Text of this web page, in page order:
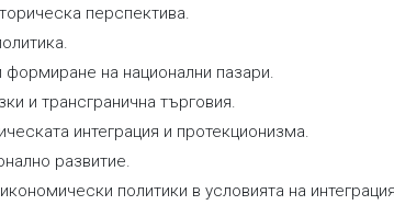
перспектива.
на национални пазари.
и трансгранична търговия.
интеграция и протекционизма.
развитие.
политики в условията на